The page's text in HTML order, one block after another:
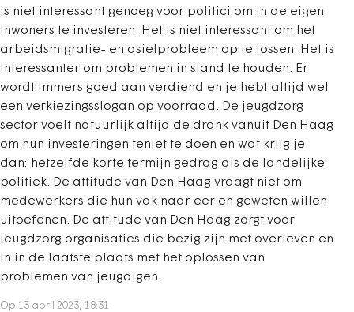
is niet interessant genoeg voor politici om in de eigen
inwoners te investeren. Het is niet interessant om het
arbeidsmigratie- en asielprobleem op te lossen. Het is
interessanter om problemen in stand te houden. Er
wordt immers goed aan verdiend en je hebt altijd wel
een verkiezingsslogan op voorraad. De jeugdzorg
sector voelt natuurlijk altijd de drank vanuit Den Haag
om hun investeringen teniet te doen en wat krijg je
dan: hetzelfde korte termijn gedrag als de landelijke
politiek. De attitude van Den Haag vraagt niet om
medewerkers die hun vak naar eer en geweten willen
uitoefenen. De attitude van Den Haag zorgt voor
jeugdzorg organisaties die bezig zijn met overleven en
in in de laatste plaats met het oplossen van
problemen van jeugdigen.
Op 13 april 2023, 18:31